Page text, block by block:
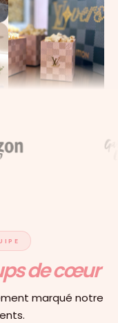
de cœur
marqué notre